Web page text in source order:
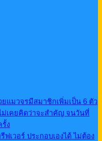
แมวจรมีสมาชิกเพิ่มเป็น 6 ตัว
เคยคิดว่าจะสำคัญ จนวันที่
ง
เวอร์ ประกอบเองได้ ไม่ต้อง